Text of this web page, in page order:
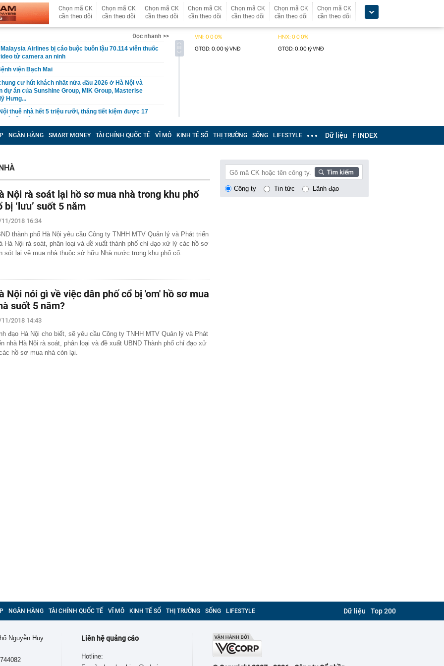
Chọn mã CK
cần theo dõi
Chọn mã CK
cần theo dõi
Chọn mã CK
cần theo dõi
Chọn mã CK
cần theo dõi
Chọn mã CK
cần theo dõi
Chọn mã CK
cần theo dõi
Chọn mã CK
cần theo dõi
Đọc nhanh >>
Airlines bị cáo buộc buôn lậu 70.114 viên thuốc
từ camera an ninh
viện Bạch Mai
cư hút khách nhất nửa đầu 2026 ở Hà Nội và
dự án của Sunshine Group, MIK Group, Masterise
Hưng...
thuê nhà hết 5 triệu rưỡi, tháng tiết kiệm được 17
quá nhiều thịt lợn mà bỏ quên 3 thực phẩm cực tốt
kéo ngã, Unitree G1 càng có giá trị: Nghịch lý phía
USD
20 tàu cỡ lớn tiến sát vùng biển gần Bắc Cực, thực
vụ quan trọng
nhà 83 tuổi, nhà thầu phát hiện hơn 13 tỷ đồng tiền
trong tường phòng tắm
xét LĐBĐ Hàn Quốc, thẩm vấn HLV Hong Myung-bo
giảm
nhà sau 3 tháng theo dõi, công an phát hiện đường
ngọt giả suốt 2 năm, tịch thu gần 25.000 sản phẩm tại
minh Lưu Diệc Phi mãi mãi là thần tiên tỷ tỷ: Thần nữ
chỉ đến vậy
phố Bắc Ninh: Phải coi bảo vệ bản sắc văn hóa Kinh
chính trị và trách nhiệm pháp lý lâu dài
nhiều gia đình không còn dùng lồng bàn? Thì ra có 2
khác hiệu quả hơn hẳn
lợi nhuận 2026, tiếp tục dẫn đầu về CASA và “fix
vay bất động sản ở mức 13% /-2%
NGÂN HÀNG SMART MONEY TÀI CHÍNH QUỐC TẾ VĨ MÔ KINH TẾ SỐ THỊ TRƯỜNG SỐNG LIFESTYLE Dữ liệu F INDEX
Nội rà soát lại hồ sơ mua nhà trong khu phố
bị ‘lưu’ suốt 5 năm
2018 16:34
thành phố Hà Nội yêu cầu Công ty TNHH MTV Quản lý và Phát triển
Hà Nội rà soát, phân loại và đề xuất thành phố chỉ đạo xử lý các hồ sơ
sót lại về mua nhà thuộc sở hữu Nhà nước trong khu phố cổ.
Nội nói gì về việc dân phố cổ bị 'om' hồ sơ mua
suốt 5 năm?
11/2018 14:43
đạo Hà Nội cho biết, sẽ yêu cầu Công ty TNHH MTV Quản lý và Phát
nhà Hà Nội rà soát, phân loại và đề xuất UBND Thành phố chỉ đạo xử
hồ sơ mua nhà còn lại.
Công ty Tin tức Lãnh đạo
NGÂN HÀNG TÀI CHÍNH QUỐC TẾ VĨ MÔ KINH TẾ SỐ THỊ TRƯỜNG SỐNG LIFESTYLE Dữ liệu Top 200
Nguyễn Huy
Liên hệ quảng cáo
Hotline: